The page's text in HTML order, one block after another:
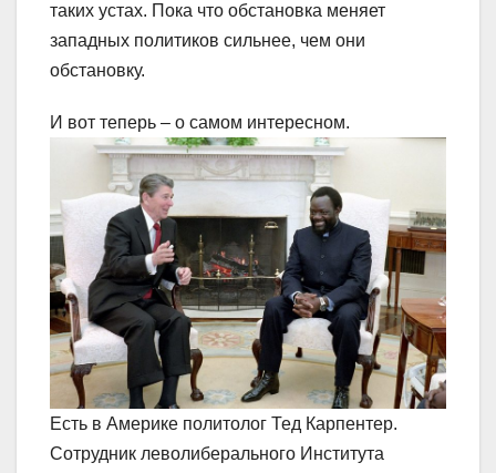
таких устах. Пока что обстановка меняет
западных политиков сильнее, чем они
обстановку.
И вот теперь – о самом интересном.
Есть в Америке политолог Тед Карпентер.
Сотрудник леволиберального Института